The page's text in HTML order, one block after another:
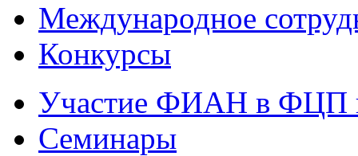
Международное
Конкурсы
Участие ФИАН в ФЦП
Семинары